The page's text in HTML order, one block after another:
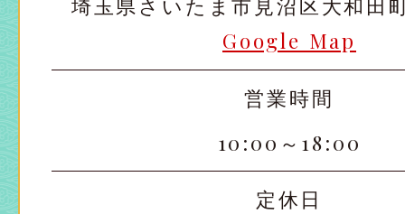
埼玉県さいたま市見沼区大和田
Google Map
営業時間
10:00～18:00
定休日